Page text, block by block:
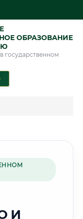
ОБРАЗОВАНИЕ
государственном
И